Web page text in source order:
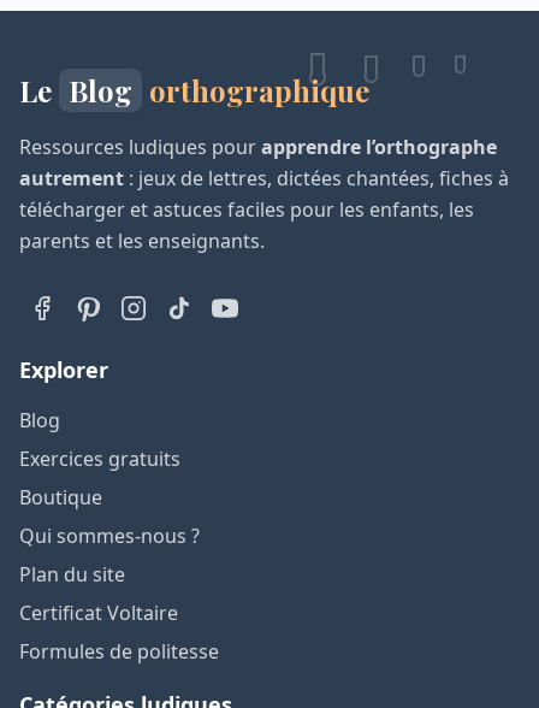
Le Blog orthographique
Ressources ludiques pourapprendre l’orthographe
autrement : jeux de lettres, dictées chantées, fiches à
télécharger et astuces faciles pour les enfants, les
parents et les enseignants.
Explorer
Blog
Exercices gratuits
Boutique
Qui sommes-nous ?
Plan du site
Certificat Voltaire
Formules de politesse